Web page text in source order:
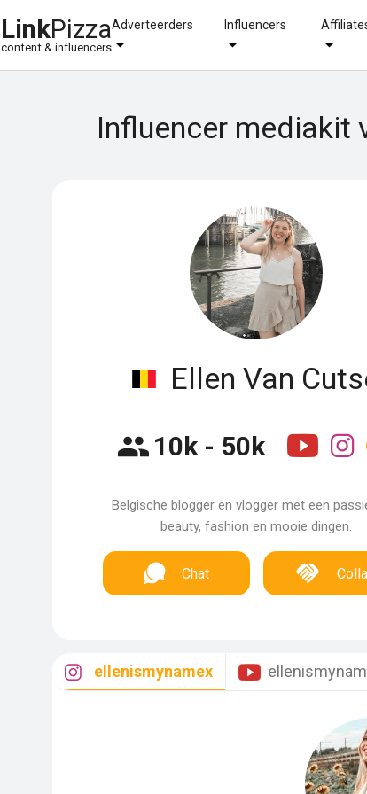
LinkPizza
content & influencers
Adverteerders Influencers
Influencer mediakit
Ellen Van
10k - 50k
Belgische blogger en vlogger met een
beauty, fashion en mooie dingen.
Chat
ellenismynamex